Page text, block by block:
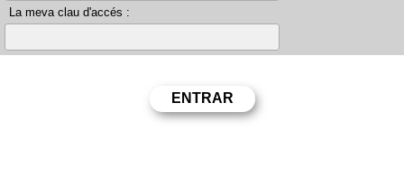
La meva clau d'accés :